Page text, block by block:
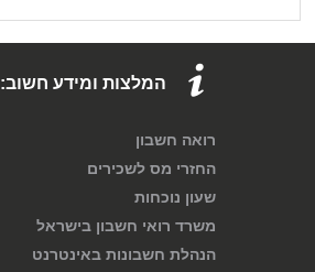
המלצות ומידע חשוב:
רואה חשבון
החזרי מס לשכירים
שעון נוכחות
משרד רואי חשבון בישראל
הנהלת חשבונות באינטרנט